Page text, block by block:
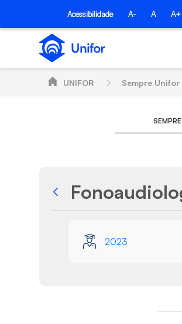
Pular para o Conteúdo principal
Acessibilidade A- A A+
UNIFOR Sempre Unifor
2023